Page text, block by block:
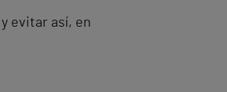
evitar así, en